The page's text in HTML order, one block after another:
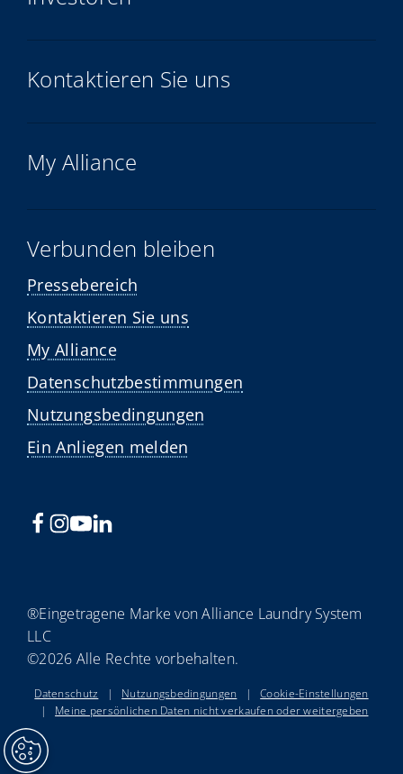
Kontaktieren Sie uns
My Alliance
Verbunden bleiben
Pressebereich
Kontaktieren Sie uns
My Alliance
Datenschutzbestimmungen
Nutzungsbedingungen
Ein Anliegen melden
®Eingetragene Marke von Alliance Laundry System
LLC
©2026 Alle Rechte vorbehalten.
Datenschutz | Nutzungsbedingungen |
Cookie-Einstellungen
|
Meine persönlichen Daten nicht verkaufen oder weitergeben